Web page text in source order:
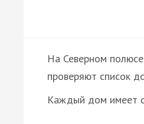
На Северном
проверяют список
Каждый дом имеет